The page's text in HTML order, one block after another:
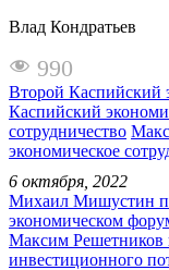
Влад Кондратьев
990
Второй Каспийский
Каспийский
сотрудничество
экономическое
6 октября, 2022
Михаил Мишустин
экономическом
Максим Решетников
инвестиционного